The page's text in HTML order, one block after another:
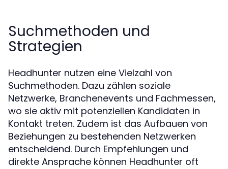
Suchmethoden und
Strategien
Headhunter nutzen eine Vielzahl von
Suchmethoden. Dazu zählen soziale
Netzwerke, Branchenevents und Fachmessen,
wo sie aktiv mit potenziellen Kandidaten in
Kontakt treten. Zudem ist das Aufbauen von
Beziehungen zu bestehenden Netzwerken
entscheidend. Durch Empfehlungen und
direkte Ansprache können Headhunter oft